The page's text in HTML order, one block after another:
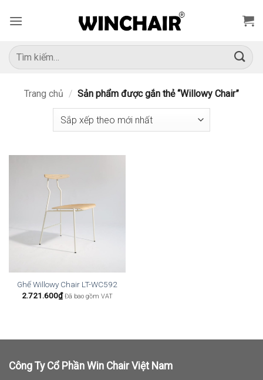
qua
dung
Tìm
kiếm:
Trang chủ / Sản phẩm được gắn thẻ “Willowy Chair”
Ghế Willowy Chair LT-WC592
2.721.600₫ Đã bao gồm VAT
Công Ty Cổ Phần Win Chair Việt Nam